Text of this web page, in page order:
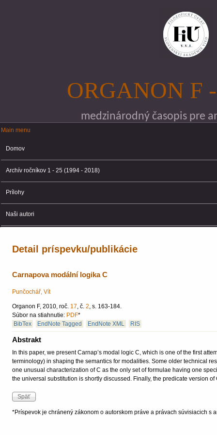
ORGANON F
medzinárodný časopis pre
Main menu
Main menu
Domov
Archív ročníkov 1 - 25 (1994 - 2018)
Prílohy
Naši autori
Detail príspevku/publikácie
Carnapova modální logika C
Punčochář, Vít
Organon F, 2010, roč. 17, č. 2, s. 163-184.
Súbor na stiahnutie: PDF*
BibTex
EndNote Tagged EndNote XML RIS
Abstrakt
In this paper, we present Carnap’s modal logic C, which is one of the first
terminology) in shaping the semantics for modalities. Some older technical
one unusual characterization of C as the only set of formulae having one
the universal substitution is shortly discussed. Finally, the predicate version
*Príspevok je chránený zákonom o autorskom práve a právach súvisiacich s